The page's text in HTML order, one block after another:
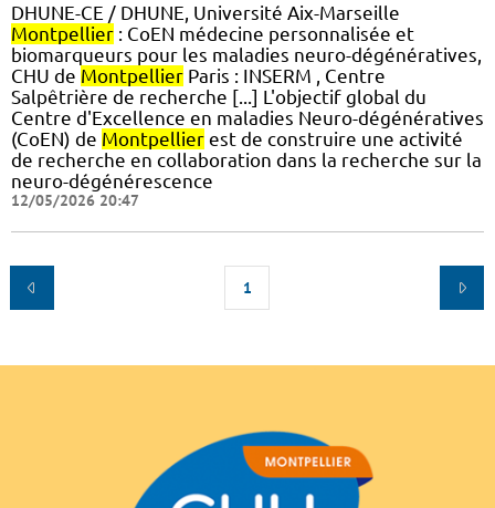
DHUNE-CE / DHUNE, Université Aix-Marseille
Montpellier : CoEN médecine personnalisée et
biomarqueurs pour les maladies neuro-dégénératives,
CHU de Montpellier Paris : INSERM , Centre
Salpêtrière de recherche [...] L'objectif global du
Centre d'Excellence en maladies Neuro-dégénératives
(CoEN) de Montpellier est de construire une activité
de recherche en collaboration dans la recherche sur la
neuro-dégénérescence
12/05/2026 20:47
1